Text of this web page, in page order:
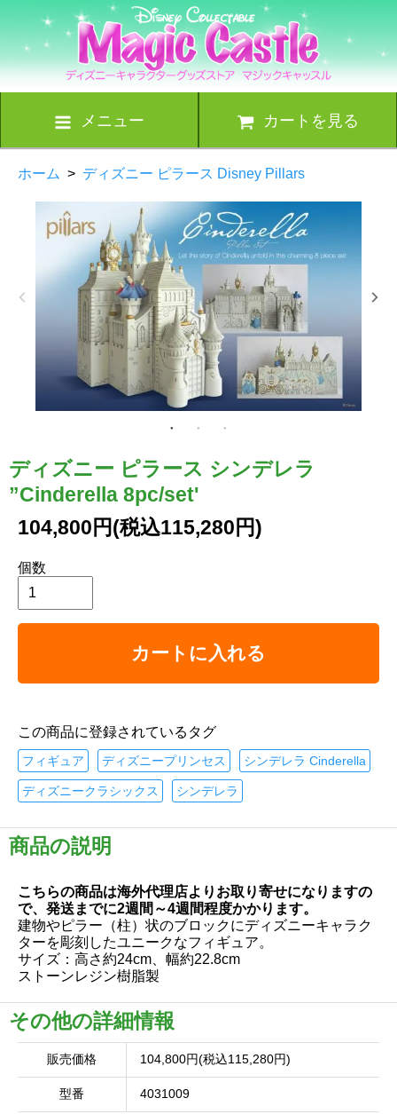
メニュー カートを見る
ホーム > ディズニー ピラース Disney Pillars
ディズニー ピラース シンデレラ
”Cinderella 8pc/set'
104,800円(税込115,280円)
個数
カートに入れる
この商品に登録されているタグ
フィギュア ディズニープリンセス シンデレラ Cinderella
ディズニークラシックス シンデレラ
商品の説明
こちらの商品は海外代理店よりお取り寄せになりますの
で、発送までに2週間～4週間程度かかります。
建物やピラー（柱）状のブロックにディズニーキャラク
ターを彫刻したユニークなフィギュア。
サイズ：高さ約24cm、幅約22.8cm
ストーンレジン樹脂製
その他の詳細情報
販売価格 104,800円(税込115,280円)
型番 4031009